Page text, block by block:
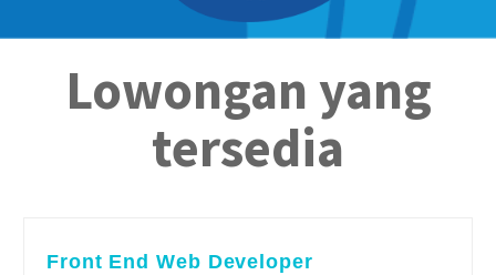
Lowongan yang
tersedia
Front End Web Developer